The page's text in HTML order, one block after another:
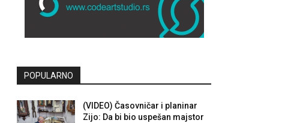
POPULARNO
(VIDEO) Časovničar i planinar
Zijo: Da bi bio uspešan majstor